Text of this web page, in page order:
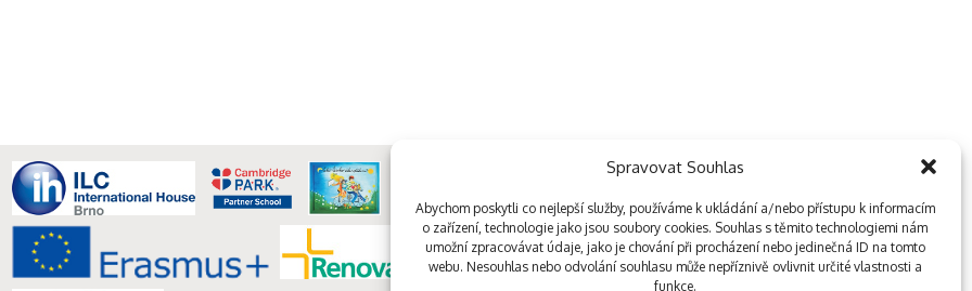
Spravovat Souhlas
Abychom poskytli co nejlepší služby, používáme k ukládání a/nebo přístupu k informacím
o zařízení, technologie jako jsou soubory cookies. Souhlas s těmito technologiemi nám
umožní zpracovávat údaje, jako je chování při procházení nebo jedinečná ID na tomto
webu. Nesouhlas nebo odvolání souhlasu může nepříznivě ovlivnit určité vlastnosti a
funkce.